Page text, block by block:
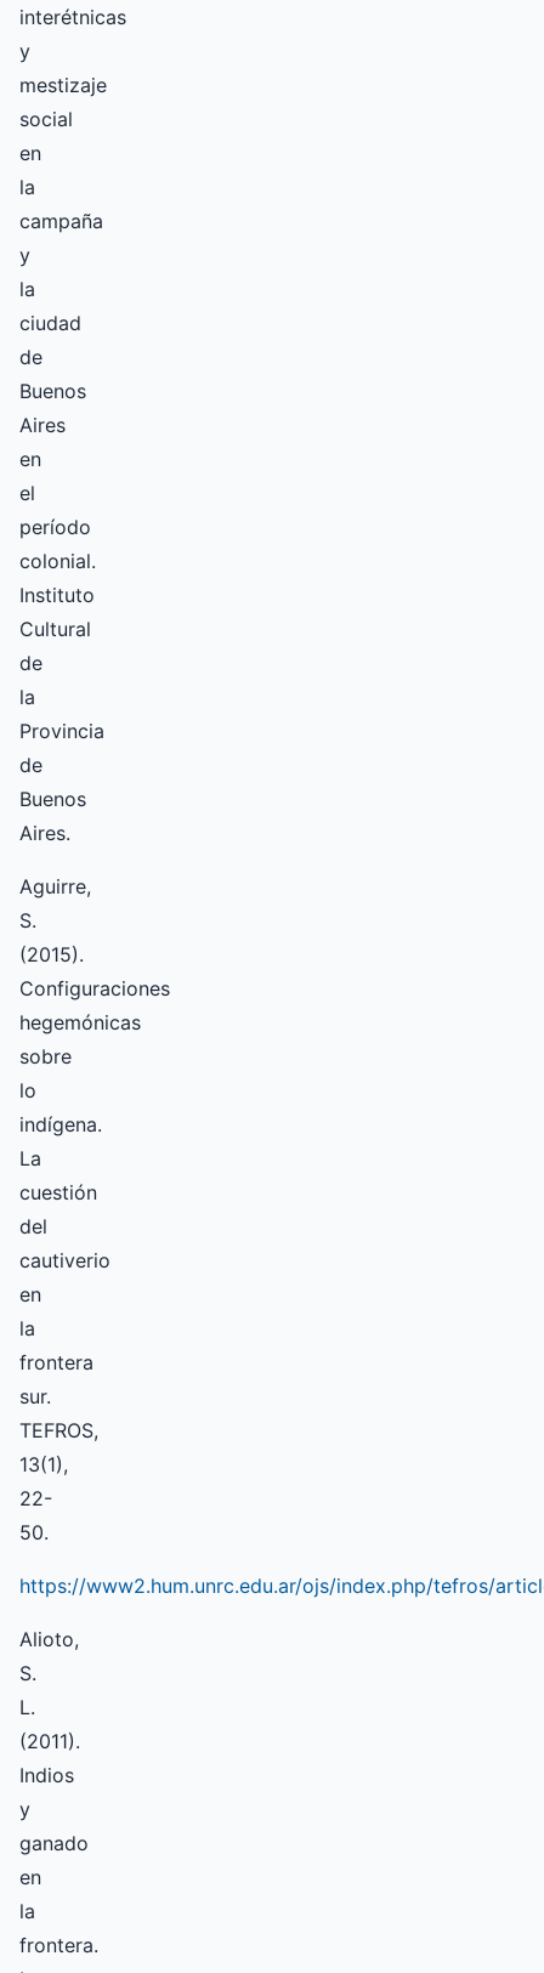
interétnicas
y
mestizaje
social
en
la
campaña
y
la
ciudad
de
Buenos
Aires
en
el
período
colonial.
Instituto
Cultural
de
la
Provincia
de
Buenos
Aires.
Aguirre,
S.
(2015).
Configuraciones
hegemónicas
sobre
lo
indígena.
La
cuestión
del
cautiverio
en
la
frontera
sur.
TEFROS,
13(1),
22-
50.
https://www2.hum.unrc.edu.ar/ojs/index.php/tefros/
Alioto,
S.
L.
(2011).
Indios
y
ganado
en
la
frontera.